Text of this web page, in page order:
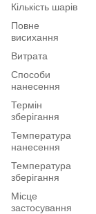
Кількість шарів
Повне
висихання
Витрата
Способи
нанесення
Термін
зберігання
Температура
нанесення
Температура
зберігання
Місце
застосування